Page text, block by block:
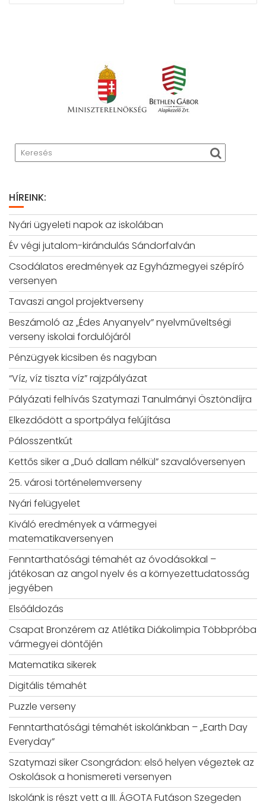
HÍREINK:
Nyári ügyeleti napok az iskolában
Év végi jutalom-kirándulás Sándorfalván
Csodálatos eredmények az Egyházmegyei szépíró
versenyen
Tavaszi angol projektverseny
Beszámoló az „Édes Anyanyelv” nyelvműveltségi
verseny iskolai fordulójáról
Pénzügyek kicsiben és nagyban
“Víz, víz tiszta víz” rajzpályázat
Pályázati felhívás Szatymazi Tanulmányi Ösztöndíjra
Elkezdődött a sportpálya felújítása
Pálosszentkút
Kettős siker a „Duó dallam nélkül” szavalóversenyen
25. városi történelemverseny
Nyári felügyelet
Kiváló eredmények a vármegyei
matematikaversenyen
Fenntarthatósági témahét az óvodásokkal –
játékosan az angol nyelv és a környezettudatosság
jegyében
Elsőáldozás
Csapat Bronzérem az Atlétika Diákolimpia Többpróba
vármegyei döntőjén
Matematika sikerek
Digitális témahét
Puzzle verseny
Fenntarthatósági témahét iskolánkban – „Earth Day
Everyday”
Szatymazi siker Csongrádon: első helyen végeztek az
Oskolások a honismereti versenyen
Iskolánk is részt vett a III. ÁGOTA Futáson Szegeden